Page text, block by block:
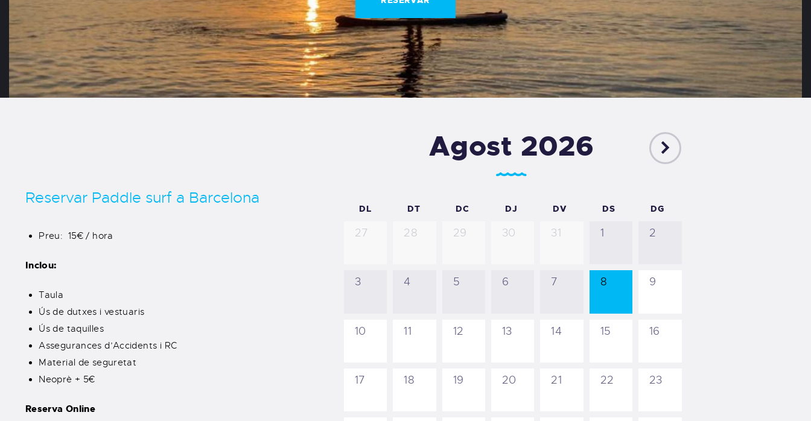
Reservar Paddle surf a Barcelona
Preu: 15€ / hora
Inclou:
Taula
Ús de dutxes i vestuaris
Ús de taquilles
Assegurances d’Accidents i RC
Material de seguretat
Neoprè + 5€
Reserva Online
Agost 2026
DL DT DC DJ DV DS DG
27 28 29 30 31 1 2
3 4 5 6 7 8 9
10 11 12 13 14 15 16
17 18 19 20 21 22 23